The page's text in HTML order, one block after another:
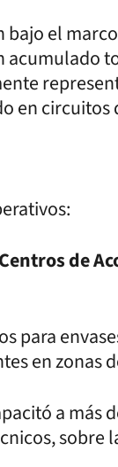
bajo el
acumulado
en circuitos
Centros de
para
en zonas
a más
sobre